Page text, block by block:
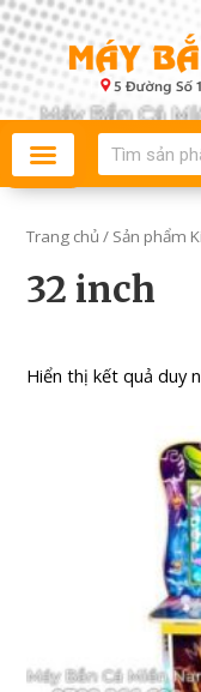
Skip
to
content
Search
Trang chủ / Sản phẩm
32 inch
Hiển thị kết quả duy